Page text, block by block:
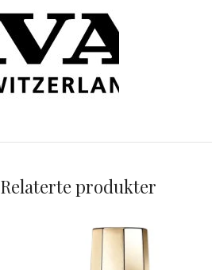
Relaterte produkter